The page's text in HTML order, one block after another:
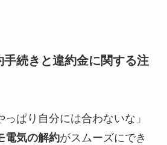
手続きと違約金に関する注
ぱり自分には合わないな」
電気の解約がスムーズにでき